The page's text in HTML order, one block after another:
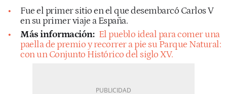
Fue el primer sitio en el que desembarcó Carlos V
en su primer viaje a España.
Más información: El pueblo ideal para comer una
paella de premio y recorrer a pie su Parque Natural:
con un Conjunto Histórico del siglo XV.